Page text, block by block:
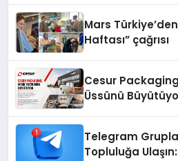
Mars
Haftası” çağrısı
Cesur
Üssünü
Telegram
Topluluğa